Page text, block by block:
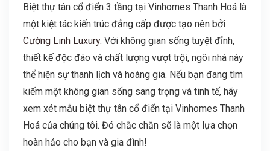
Biệt thự tân cổ điển 3 tầng tại Vinhomes Thanh Hoá là
một kiệt tác kiến trúc đẳng cấp được tạo nên bởi
Cường Linh Luxury. Với không gian sống tuyệt đỉnh,
thiết kế độc đáo và chất lượng vượt trội, ngôi nhà này
thể hiện sự thanh lịch và hoàng gia. Nếu bạn đang tìm
kiếm một không gian sống sang trọng và tinh tế, hãy
xem xét mẫu biệt thự tân cổ điển tại Vinhomes Thanh
Hoá của chúng tôi. Đó chắc chắn sẽ là một lựa chọn
hoàn hảo cho bạn và gia đình!